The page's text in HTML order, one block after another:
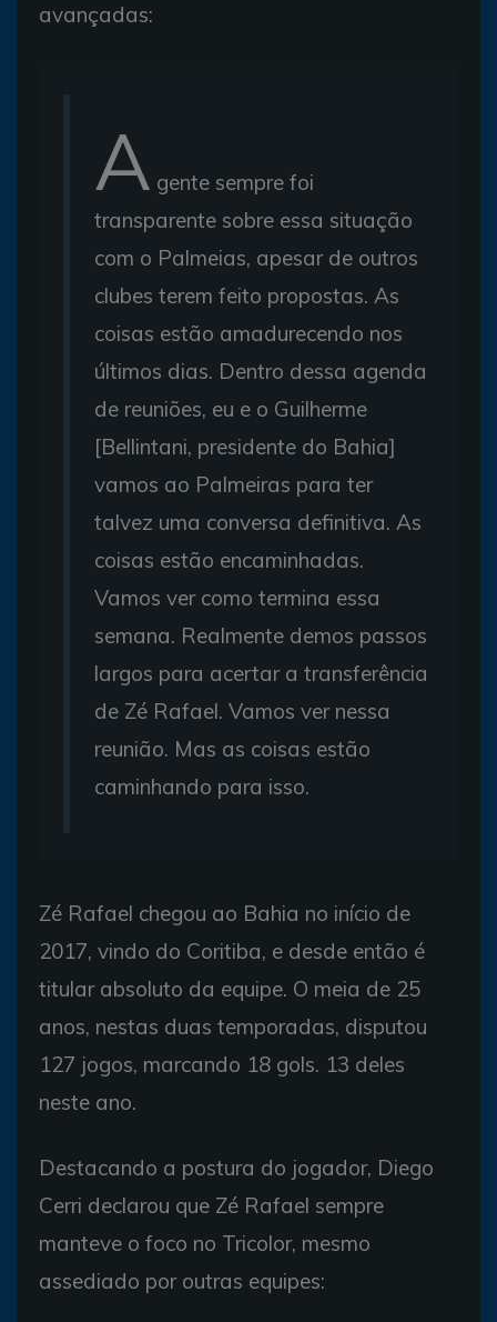
avançadas:
A gente sempre foi
transparente sobre essa situação
com o Palmeias, apesar de outros
clubes terem feito propostas. As
coisas estão amadurecendo nos
últimos dias. Dentro dessa agenda
de reuniões, eu e o Guilherme
[Bellintani, presidente do Bahia]
vamos ao Palmeiras para ter
talvez uma conversa definitiva. As
coisas estão encaminhadas.
Vamos ver como termina essa
semana. Realmente demos passos
largos para acertar a transferência
de Zé Rafael. Vamos ver nessa
reunião. Mas as coisas estão
caminhando para isso.
Zé Rafael chegou ao Bahia no início de
2017, vindo do Coritiba, e desde então é
titular absoluto da equipe. O meia de 25
anos, nestas duas temporadas, disputou
127 jogos, marcando 18 gols. 13 deles
neste ano.
Destacando a postura do jogador, Diego
Cerri declarou que Zé Rafael sempre
manteve o foco no Tricolor, mesmo
assediado por outras equipes: